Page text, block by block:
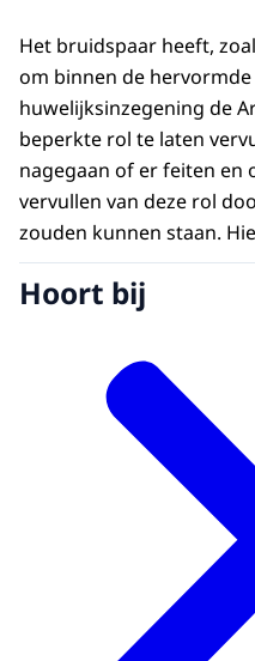
Het bruidspaar heeft,
om binnen de
huwelijksinzegening de
beperkte rol te laten
nagegaan of er feiten en
vervullen van deze rol
zouden kunnen staan.
Hoort bij